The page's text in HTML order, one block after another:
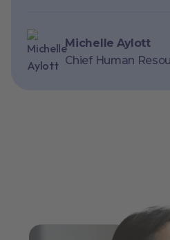
Michelle Aylott
Chief Human